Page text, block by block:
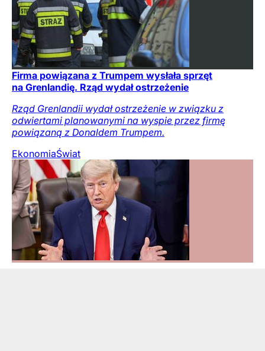
Firma powiązana z Trumpem wysłała sprzęt
na Grenlandię. Rząd wydał ostrzeżenie
Rząd Grenlandii wydał ostrzeżenie w związku z
odwiertami planowanymi na wyspie przez firmę
powiązaną z Donaldem Trumpem.
EkonomiaŚwiat